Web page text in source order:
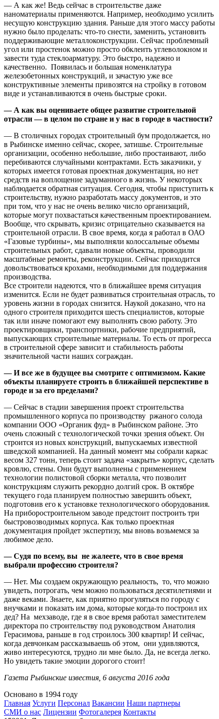
— А как же! Ведь сейчас в строительстве даже
наноматериалы применяются. Например, необходимо усилить
несущую конструкцию здания. Раньше для этого массу работы
нужно было проделать: что-то снести, заменить, установить
поддерживающие металлоконструкции. Сейчас проблемный
угол или простенок можно просто обклеить углеволокном и
завести туда стеклоарматуру. Это быстро, надежно и
качественно. Появилась и большая номенклатура
железобетонных конструкций, и зачастую уже все
конструктивные элементы привозятся на стройку в готовом
виде и устанавливаются в очень быстрые сроки.
— А как вы оцениваете общее развитие строительной
отрасли — в целом по стране и у нас в городе в частности?
— В столичных городах строительный бум продолжается, но
в Рыбинске именно сейчас, скорее, затишье. Строительные
организации, особенно небольшие, либо простаивают, либо
перебиваются случайными контрактами. Есть заказчики, у
которых имеется готовая проектная документация, но нет
средств на воплощение задуманного в жизнь. У некоторых
наблюдается обратная ситуация. Сегодня, чтобы приступить к
строительству, нужно разработать массу документов, и это
при том, что у нас не очень велико число организаций,
которые могут похвастаться качественным проектированием.
Вообще, что скрывать, кризис отрицательно сказывается на
строительной отрасли. В свое время, когда я работал в ОАО
«Газовые турбины», мы выполняли колоссальные объемы
строительных работ, сдавали новые объекты, проводили
масштабные ремонты, реконструкции. Сейчас приходится
довольствоваться крохами, необходимыми для поддержания
производства.
Все строители надеются, что в ближайшее время ситуация
изменится. Если не будет развиваться строительная отрасль, то
уровень жизни в городах снизится. Наукой доказано, что на
одного строителя приходится шесть специалистов, которые
так или иначе помогают ему выполнять свою работу. Это
проектировщики, транспортники, рабочие предприятий,
выпускающих строительные материалы. То есть от прогресса
в строительной сфере зависит и стабильность работы
значительной части наших сограждан.
— И все же в будущее вы смотрите с оптимизмом. Какие
объекты планируете строить в ближайшей перспективе в
городе и за его пределами?
— Сейчас в стадии завершения проект строительства
промышленного корпуса по производству ржаного солода
компании ООО «Органик фуд» в Рыбинском районе. Это
очень сложный с технологической точки зрения объект. Он
строится из новых конструкций, выпускаемых известной
шведской компанией. На данный момент мы собрали каркас
весом 327 тонн, теперь стоит задача «закрыть» корпус, сделать
кровлю, стены. Они будут выполнены с применением
технологии полистовой сборки металла, что позволит
конструкциям служить рекордно долгий срок. В октябре
текущего года планируем полностью завершить объект,
подготовив его к установке технологического оборудования.
На приборостроительном заводе предстоит построить три
быстровозводимых корпуса. Как только проектная
документация пройдет экспертизу, мы вновь возьмемся за
любимое дело.
— Судя по всему, вы не жалеете, что в свое время
выбрали профессию строителя?
— Нет. Мы создаем окружающую реальность, то, что можно
увидеть, потрогать, чем можно пользоваться десятилетиями и
даже веками. Знаете, как приятно прогуляться по городу с
внучками и показать им дома, которые когда-то построил их
дед? На мехзаводе, где я в свое время работал заместителем
директора по строительству под руководством Анатолия
Герасимова, раньше в год строилось 300 квартир! И сейчас,
когда девчонкам рассказываешь об этом, они удивляются,
живо интересуются, трудно ли мне было. Да, не всегда легко.
Но увидеть такие эмоции дорогого стоит!
Газета Рыбинские известия, 6 августа 2016 года
Основано в 1994 году
Главная Услуги Персонал Вакансии Наши партнеры
СМИ о нас Лицензии Фотогалерея Контакты